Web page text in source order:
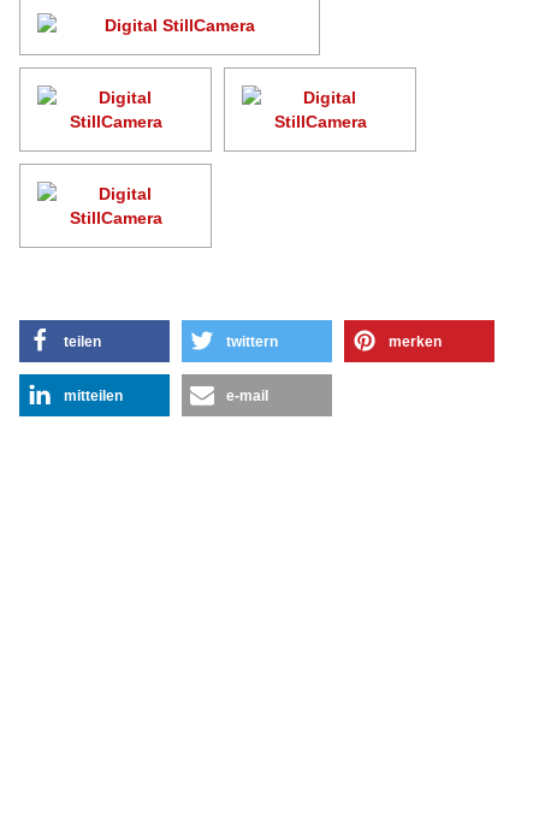
teilen twittern merken
mitteilen e-mail